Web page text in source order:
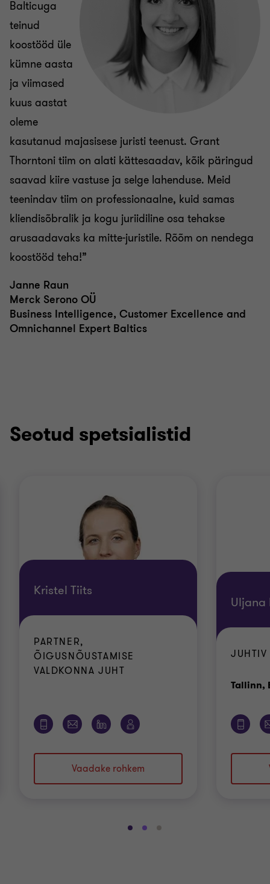
Balticuga
teinud
koostööd üle
kümne aasta
ja viimased
kuus aastat
oleme
kasutanud majasisese juristi teenust. Grant
Thorntoni tiim on alati kättesaadav, kõik päringud
saavad kiire vastuse ja selge lahenduse. Meid
teenindav tiim on professionaalne, kuid samas
kliendisõbralik ja kogu juriidiline osa tehakse
arusaadavaks ka mitte-juristile. Rõõm on nendega
koostööd teha!”
Janne Raun
Merck Serono OÜ
Business Intelligence, Customer Excellence and
Omnichannel Expert Baltics
Seotud spetsialistid
Kristel Tiits
PARTNER,
ÕIGUSNÕUSTAMISE
VALDKONNA JUHT
Vaadake rohkem
Uljana
Tallinn,
MineMineMine